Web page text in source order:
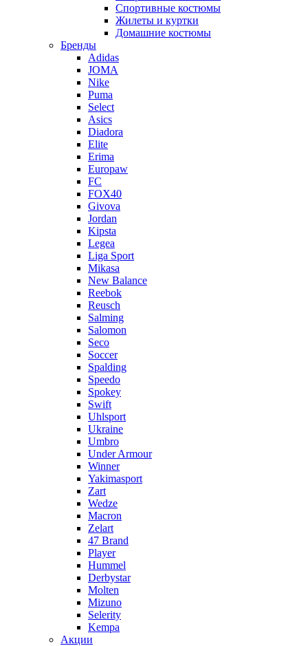
Спортивные костюмы
Жилеты и куртки
Домашние костюмы
Бренды
Adidas
JOMA
Nike
Puma
Select
Asics
Diadora
Elite
Erima
Europaw
FC
FOX40
Givova
Jordan
Kipsta
Legea
Liga Sport
Mikasa
New Balance
Reebok
Reusch
Salming
Salomon
Seco
Soccer
Spalding
Speedo
Spokey
Swift
Uhlsport
Ukraine
Umbro
Under Armour
Winner
Yakimasport
Zart
Wedze
Macron
Zelart
47 Brand
Player
Hummel
Derbystar
Molten
Mizuno
Selerity
Kempa
Акции